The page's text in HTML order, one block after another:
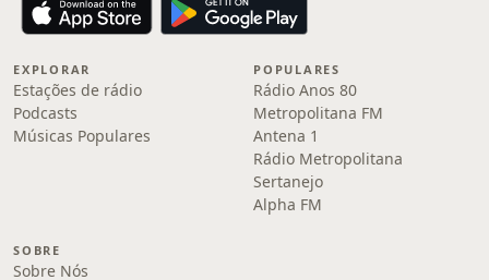
EXPLORAR
Estações de rádio
Podcasts
Músicas Populares
POPULARES
Rádio Anos 80
Metropolitana FM
Antena 1
Rádio Metropolitana
Sertanejo
Alpha FM
SOBRE
Sobre Nós